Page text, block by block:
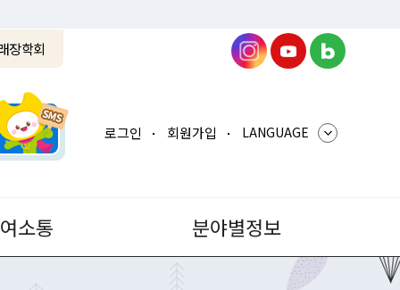
장학회
로그인 회원가입 LANGUAGE
소통 분야별정보